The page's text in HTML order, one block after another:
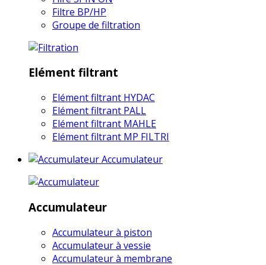
Filtre BP/HP
Groupe de filtration
Elément filtrant
Elément filtrant HYDAC
Elément filtrant PALL
Elément filtrant MAHLE
Elément filtrant MP FILTRI
Accumulateur
Accumulateur
Accumulateur à piston
Accumulateur à vessie
Accumulateur à membrane